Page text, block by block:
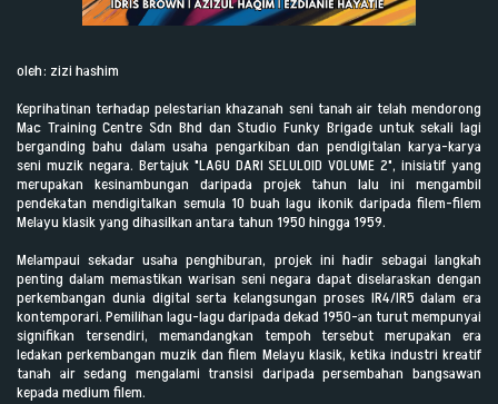
oleh: zizi hashim
Keprihatinan terhadap pelestarian khazanah seni tanah air telah mendorong
Mac Training Centre Sdn Bhd dan Studio Funky Brigade untuk sekali lagi
berganding bahu dalam usaha pengarkiban dan pendigitalan karya-karya
seni muzik negara. Bertajuk "LAGU DARI SELULOID VOLUME 2", inisiatif yang
merupakan kesinambungan daripada projek tahun lalu ini mengambil
pendekatan mendigitalkan semula 10 buah lagu ikonik daripada filem-filem
Melayu klasik yang dihasilkan antara tahun 1950 hingga 1959.
Melampaui sekadar usaha penghiburan, projek ini hadir sebagai langkah
penting dalam memastikan warisan seni negara dapat diselaraskan dengan
perkembangan dunia digital serta kelangsungan proses IR4/IR5 dalam era
kontemporari. Pemilihan lagu-lagu daripada dekad 1950-an turut mempunyai
signifikan tersendiri, memandangkan tempoh tersebut merupakan era
ledakan perkembangan muzik dan filem Melayu klasik, ketika industri kreatif
tanah air sedang mengalami transisi daripada persembahan bangsawan
kepada medium filem.